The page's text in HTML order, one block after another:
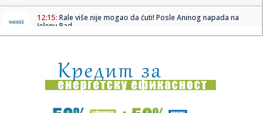
12:15: Rale više nije mogao da ćuti! Posle Aninog napada na
Jelenu Rad...
12:14:Drama na aerodromu u Sidneju: Avioni se zamalo sudarili
(VIDEO)